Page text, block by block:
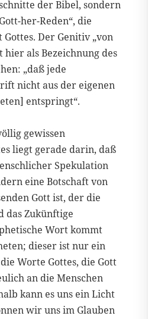
der Bibel, sondern
her-Reden“, die
Der Genitiv „von
hier als Bezeichnung des
„daß jede
nicht aus der eigenen
entspringt“.
gewissen
liegt gerade darin, daß
Spekulation
eine Botschaft von
Gott ist, der die
das Zukünftige
Wort kommt
dieser ist nur ein
Worte Gottes, die Gott
an die Menschen
kann es uns ein Licht
wir uns im Glauben